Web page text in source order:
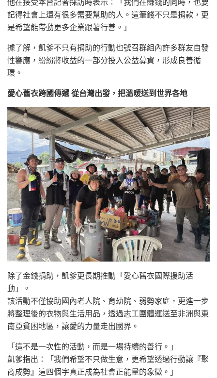
記得社會上還有很多需要幫助的人。這筆錢不只是捐款，更
是希望能帶動更多企業跟著行善。」
據了解，凱爹不只有捐助的行動也號召群組內許多群友自發
性響應，紛紛將收益的一部分投入公益募資，形成良善循
環。
愛心舊衣跨國傳遞 從台灣出發，把溫暖送到世界各地
除了金錢捐助，凱爹更長期推動「愛心舊衣國際援助活
動」。
該活動不僅協助國內老人院、育幼院、弱勢家庭，更進一步
將整理後的衣物與生活用品，透過志工團體運送至非洲與東
南亞貧困地區，讓愛的力量走出國界。
「這不是一次性的活動，而是一場持續的善行。」
凱爹指出：「我們希望不只做生意，更希望透過行動讓『聚
商成勢』這四個字真正成為社會正能量的象徵。」